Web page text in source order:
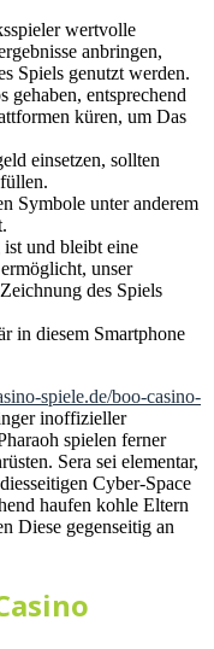
wertvolle
anbringen,
Spiels genutzt werden.
gehaben, entsprechend
küren, um Das
einsetzen, sollten
Symbole unter anderem
und bleibt eine
unser
des Spiels
in diesem Smartphone
spiele.de/boo-casino-
inoffizieller
spielen ferner
Sera sei elementar,
Cyber-Space
haufen kohle Eltern
Diese gegenseitig an